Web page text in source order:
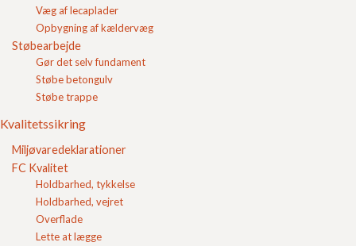
Væg af lecaplader
Opbygning af kældervæg
Støbearbejde
Gør det selv fundament
Støbe betongulv
Støbe trappe
Kvalitetssikring
Miljøvaredeklarationer
FC Kvalitet
Holdbarhed, tykkelse
Holdbarhed, vejret
Overflade
Lette at lægge
Indkøbskurv
Belægningssten
Slotsbrosten
Herregårdssten med slået kant
Herregårdssten 6 cm
Herregårdssten 7 cm
Halve Herregårdssten
Herregårdsblokke
Øvrige Herregårdssten